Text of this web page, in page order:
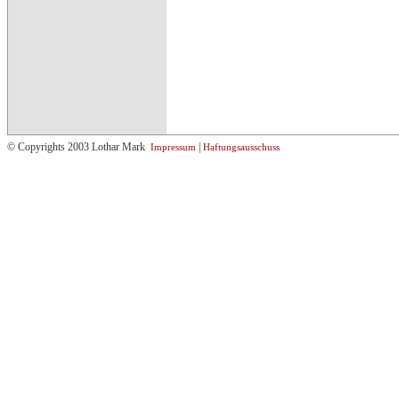
© Copyrights 2003 Lothar Mark Impressum Haftungsausschuss